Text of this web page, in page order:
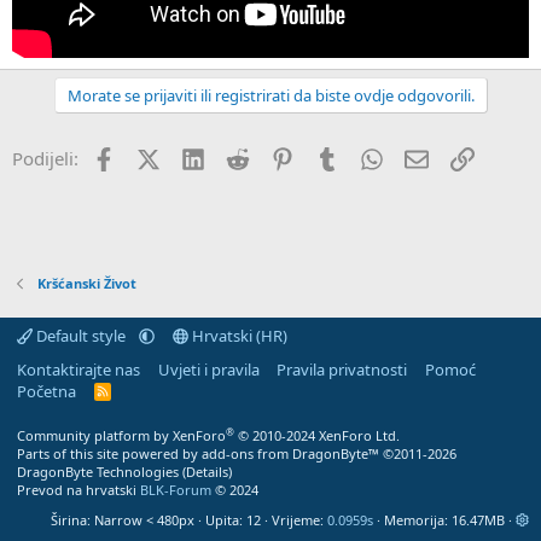
Morate se prijaviti ili registrirati da biste ovdje odgovorili.
Podijeli: FacebookX (Twitter)
LinkedIn
Reddit PinterestTumblrWhatsApp
EmailVeza
Kršćanski Život
Default style
Hrvatski (HR)
Kontaktirajte nas
Uvjeti i pravila Pravila privatnosti
Pomoć
Početna
R
Community platform by XenForo® © 2010-2024 XenForo Ltd.
Parts of this site powered by add-ons from DragonByte™ ©2011-2026
DragonByte Technologies (Details)
Prevod na hrvatski BLK-Forum © 2024
Širina
Upita 12 Vrijeme 0.0959s Memorija 16.47MB